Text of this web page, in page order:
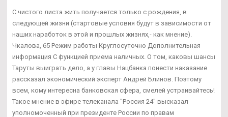
С чистого листа жить получается только с рождения, в
следующей жизни (стартовые условия будут в зависимости от
наших наработок в этой и прошлых жизнях,- как мнение).
Чкалова, 65 Режим работы Круглосуточно Дополнительная
информация С функцией приема наличных. О том, каковы шансы
Таруты выиграть дело, а у главы Нацбанка понести наказание
рассказал экономический эксперт Андрей Блинов. Поэтому
всем, кому интересна банковская сфера, смелей устраивайтесь!
Такое мнение в эфире телеканала "Россия 24" высказал
уполномоченный при президенте России по правам